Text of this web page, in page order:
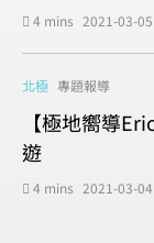
4 mins 2021-03-05
北極 專題報導
【極地嚮導
遊
4 mins 2021-03-04